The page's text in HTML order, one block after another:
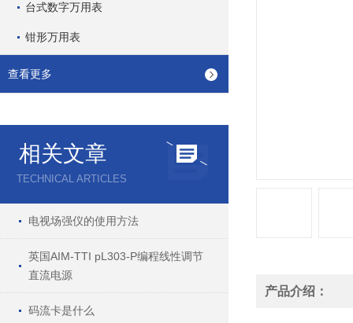
台式数字万用表
钳形万用表
查看更多
相关文章
TECHNICAL ARTICLES
电视场强仪的使用方法
英国AIM-TTI pL303-P编程线性调节
直流电源
码流卡是什么
产品介绍：